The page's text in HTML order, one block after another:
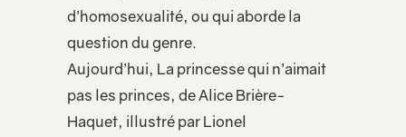
d’homosexualité, ou qui aborde la
question du genre.
Aujourd’hui, La princesse qui n’aimait
pas les princes, de Alice Brière-
Haquet, illustré par Lionel